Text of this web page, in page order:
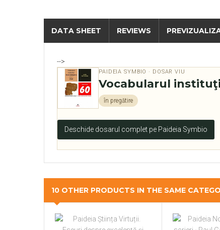
DATA SHEET REVIEWS
-->
PAIDEIA SYMBIO · DOSAR VIU
Vocabularul
în pregătire
Deschide dosarul complet pe Paideia Symbio
10 OTHER PRODUCTS IN THE SAME